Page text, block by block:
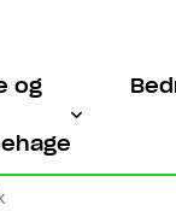
og